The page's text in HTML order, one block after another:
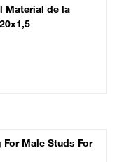
Material de la
Male Studs For